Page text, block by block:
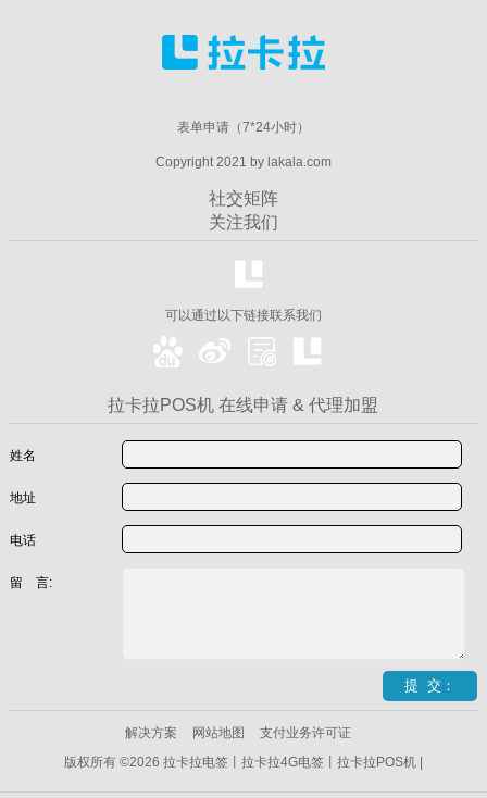
表单申请（7*24小时）
Copyright 2021 by lakala.com
社交矩阵
关注我们
可以通过以下链接联系我们
拉卡拉POS机 在线申请 & 代理加盟
姓名
地址
电话
留 言:
解决方案 网站地图
支付业务许可证
版权所有 ©2026 拉卡拉电签丨拉卡拉4G电签丨拉卡拉POS机 |